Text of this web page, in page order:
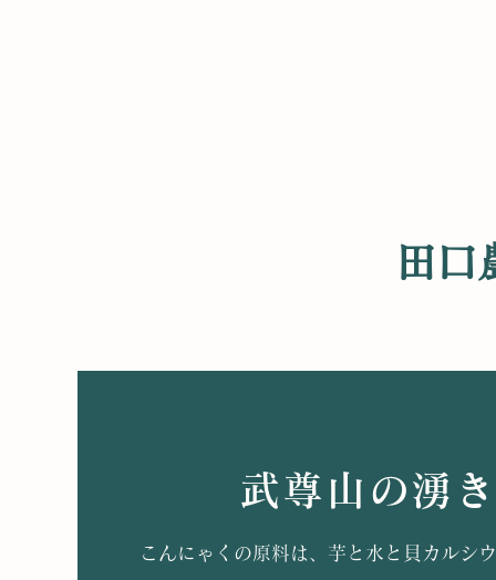
田口
武尊山の湧
こんにゃくの原料は、芋と水と貝カルシ